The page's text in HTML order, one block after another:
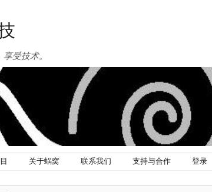
受技术。
关于蜗窝 联系我们 支持与合作 登录